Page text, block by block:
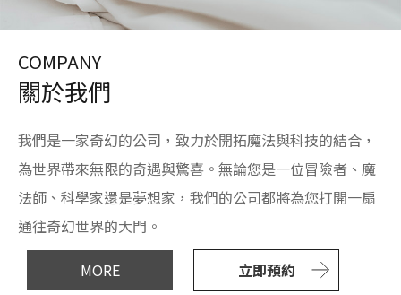
COMPANY
關於我們
我們是一家奇幻的公司，致力於開拓魔法與科技的結合，
為世界帶來無限的奇遇與驚喜。無論您是一位冒險者、魔
法師、科學家還是夢想家，我們的公司都將為您打開一扇
通往奇幻世界的大門。
MORE 立即預約